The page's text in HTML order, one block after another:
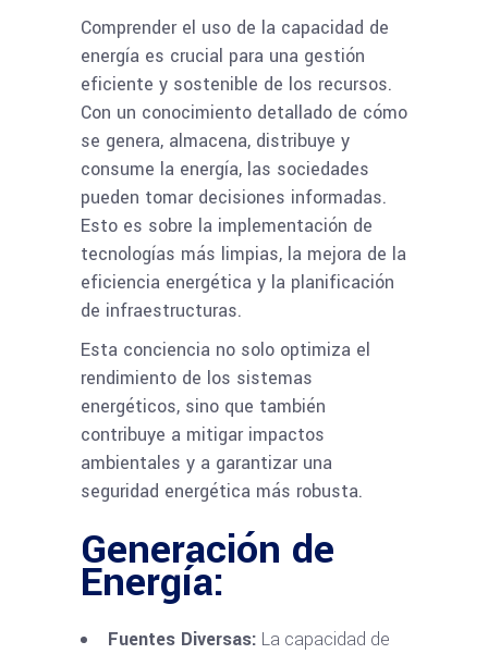
Comprender el uso de la capacidad de
energía es crucial para una gestión
eficiente y sostenible de los recursos.
Con un conocimiento detallado de cómo
se genera, almacena, distribuye y
consume la energía, las sociedades
pueden tomar decisiones informadas.
Esto es sobre la implementación de
tecnologías más limpias, la mejora de la
eficiencia energética y la planificación
de infraestructuras.
Esta conciencia no solo optimiza el
rendimiento de los sistemas
energéticos, sino que también
contribuye a mitigar impactos
ambientales y a garantizar una
seguridad energética más robusta.
Generación de
Energía:
Fuentes Diversas: La capacidad de